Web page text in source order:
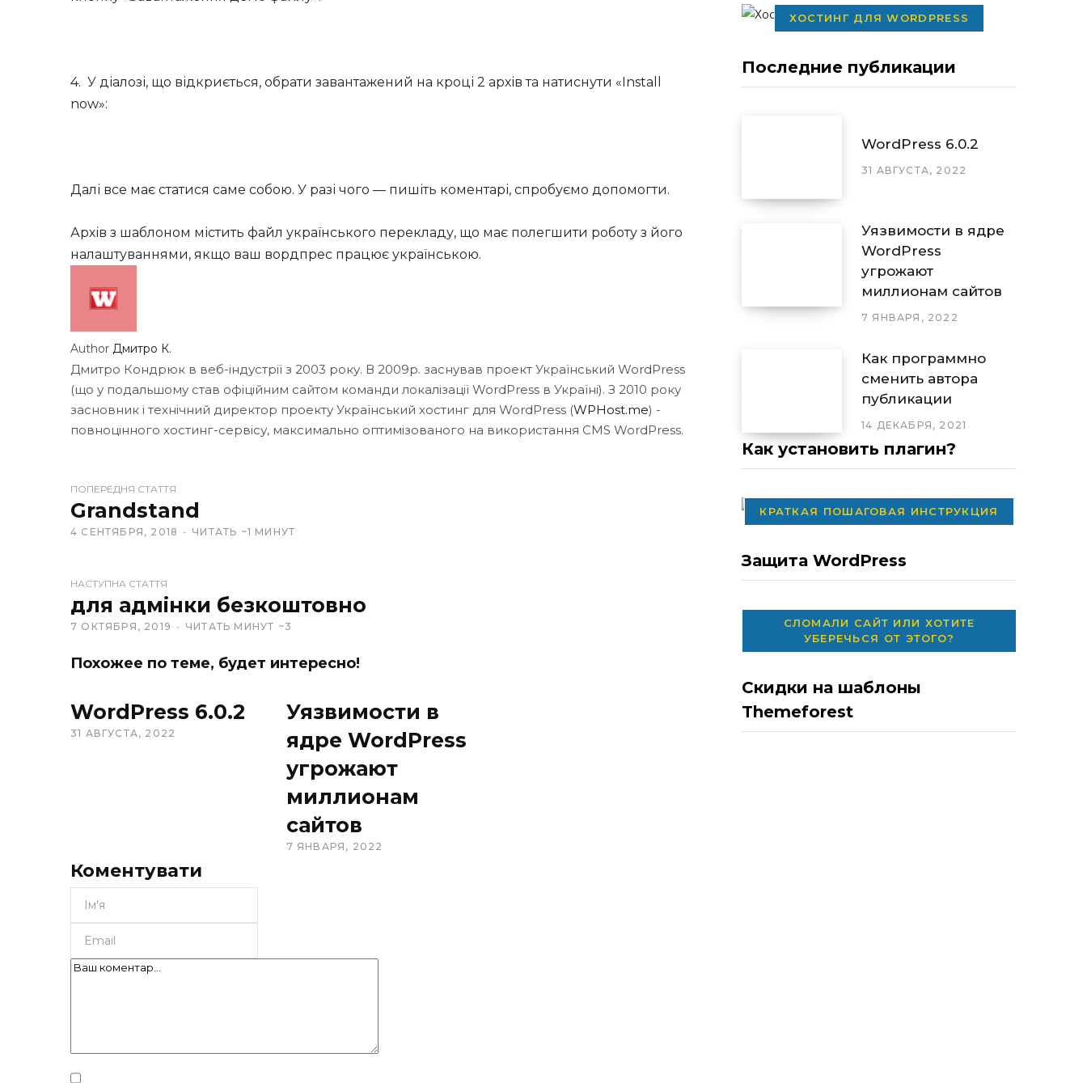
4. У діалозі, що відкриється, обрати завантажений на кроці 2 архів та натиснути «Install
now»:
Далі все має статися саме собою. У разі чого — пишіть коментарі, спробуємо допомогти.
Архів з шаблоном містить файл українського перекладу, що має полегшити роботу з його
налаштуваннями, якщо ваш вордпрес працює українською.
Author Дмитро К.
Дмитро Кондрюк в веб-індустрії з 2003 року. В 2009р. заснував проект Український WordPress
(що у подальшому став офіційним сайтом команди локалізації WordPress в Україні). З 2010 року
засновник і технічний директор проекту Український хостинг для WordPress (WPHost.me) -
повноцінного хостинг-сервісу, максимально оптимізованого на використання CMS WordPress.
e
b
s
ПОПЕРЕДНЯ СТАТТЯ
Grandstand
4 СЕНТЯБРЯ, 2018 ЧИТАТЬ ~1 МИНУТ
НАСТУПНА СТАТТЯ
для адмінки безкоштовно
7 ОКТЯБРЯ, 2019 ЧИТАТЬ МИНУТ ~3
Похожее по теме, будет интересно!
WordPress 6.0.2
31 АВГУСТА, 2022
Уязвимости в
ядре WordPress
угрожают
миллионам
сайтов
7 ЯНВАРЯ, 2022
Коментувати
ХОСТИНГ ДЛЯ WORDPRESS
Последние публикации
WordPress 6.0.2
31 АВГУСТА, 2022
Уязвимости в ядре
WordPress
угрожают
миллионам сайтов
7 ЯНВАРЯ, 2022
Как программно
сменить автора
публикации
14 ДЕКАБРЯ, 2021
Как установить плагин?
КРАТКАЯ ПОШАГОВАЯ ИНСТРУКЦИЯ
Защита WordPress
СЛОМАЛИ САЙТ ИЛИ ХОТИТЕ
УБЕРЕЧЬСЯ ОТ ЭТОГО?
Скидки на шаблоны
Themeforest